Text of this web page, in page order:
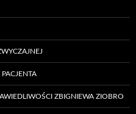
ZBIGNIEWA ZIOBRO